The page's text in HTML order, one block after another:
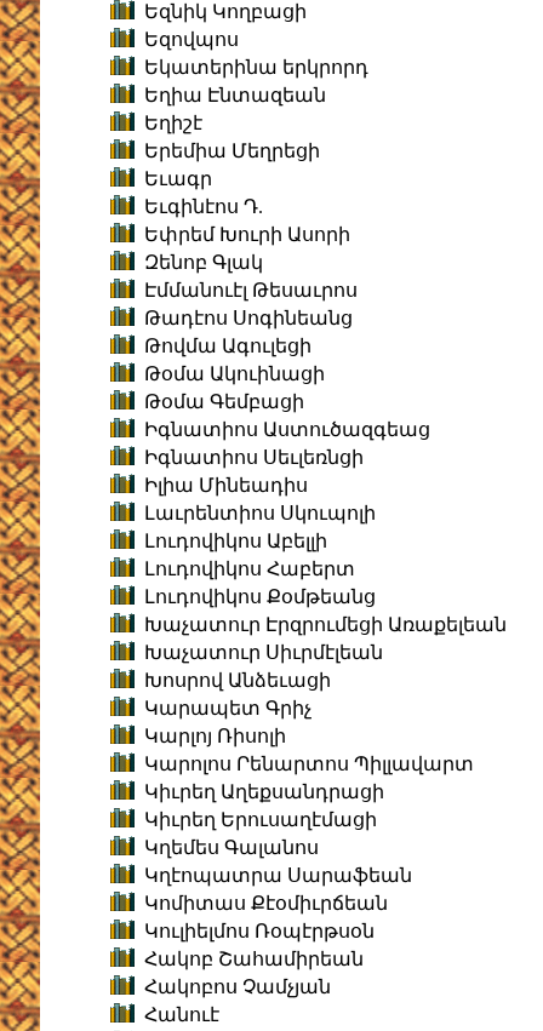
Եզնիկ Կողբացի
Եզովպոս
Եկատերինա երկրորդ
Եղիա Էնտազեան
Եղիշէ
Երեմիա Մեղրեցի
Եւագր
Եւգինէոս Դ.
Եփրեմ Խուրի Ասորի
Զենոբ Գլակ
Էմմանուէլ Թեսաւրոս
Թադէոս Սոգինեանց
Թովմա Ագուլեցի
Թօմա Ակուինացի
Թօմա Գեմբացի
Իգնատիոս Աստուծազգեաց
Իգնատիոս Սեւլեռնցի
Իլիա Մինեադիս
Լաւրենտիոս Սկուպոլի
Լուդովիկոս Աբելլի
Լուդովիկոս Հաբերտ
Լուդովիկոս Քօմթեանց
Խաչատուր Էրզրումեցի Առաքելեան
Խաչատուր Սիւրմէլեան
Խոսրով Անձեւացի
Կարապետ Գրիչ
Կարլոյ Ռիսոլի
Կարոլոս Րենարտոս Պիլլավարտ
Կիւրեղ Աղեքսանդրացի
Կիւրեղ Երուսաղէմացի
Կղեմես Գալանոս
Կղէոպատրա Սարաֆեան
Կոմիտաս Քէօմիւրճեան
Կուլիելմոս Ռօպէրթսօն
Հակոբ Շահամիրեան
Հակոբոս Չամչյան
Հանուէ